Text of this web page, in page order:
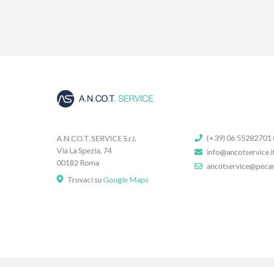
A.N.CO.T. SERVICE S.r.l.
Via La Spezia, 74
00182 Roma
Trovaci su Google Maps
(+39) 06 55282701